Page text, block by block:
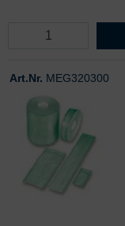
Art.Nr. MEG320300